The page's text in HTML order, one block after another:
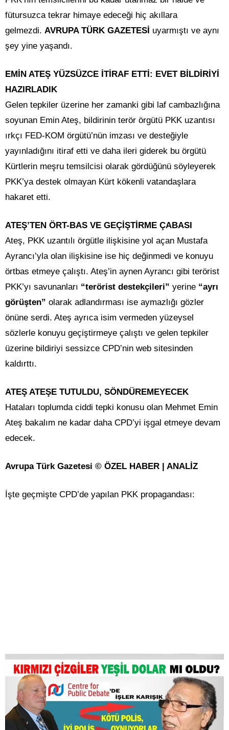
fütursuzca tekrar himaye edeceği hiç akıllara
gelmezdi. AVRUPA TÜRK GAZETESİ uyarmıştı ve aynı
şey yine yaşandı.
EMİN ATEŞ YÜZSÜZCE İTİRAF ETTİ: EVET BİLDİRİYİ
HAZIRLADIK
Gelen tepkiler üzerine her zamanki gibi laf cambazlığına
soyunan Emin Ateş, bildirinin terör örgütü PKK uzantısı
ırkçı FED-KOM örgütü’nün imzası ve desteğiyle
yayınladığını itiraf etti ve daha ileri giderek bu örgütü
Kürtlerin meşru temsilcisi olarak gördüğünü söyleyerek
PKK’ya destek olmayan Kürt kökenli vatandaşlara
hakaret etti.
ATEŞ’TEN ÖRT-BAS VE GEÇİŞTİRME ÇABASI
Ateş, PKK uzantılı örgütle ilişkisine yol açan Mustafa
Ayrancı’yla olan ilişkisine ise hiç değinmedi ve konuyu
örtbas etmeye çalıştı. Ateş’in aynen Ayrancı gibi terörist
PKK’yı savunanları “terörist destekçileri” yerine “ayrı
görüşten” olarak adlandırması ise aymazlığı gözler
önüne serdi. Ateş ayrıca isim vermeden yüzeysel
sözlerle konuyu geçiştirmeye çalıştı ve gelen tepkiler
üzerine bildiriyi sessizce CPD’nin web sitesinden
kaldırttı.
ATEŞ ATEŞE TUTULDU, SÖNDÜREMEYECEK
Hataları toplumda ciddi tepki konusu olan Mehmet Emin
Ateş bakalım ne kadar daha CPD’yi işgal etmeye devam
edecek.
Avrupa Türk Gazetesi © ÖZEL HABER | ANALİZ
İşte geçmişte CPD’de yapılan PKK propagandası: